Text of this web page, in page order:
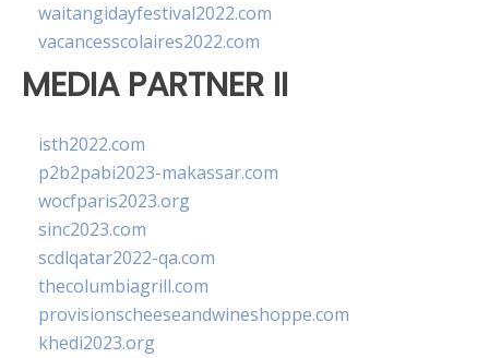
waitangidayfestival2022.com
vacancesscolaires2022.com
MEDIA PARTNER II
isth2022.com
p2b2pabi2023-makassar.com
wocfparis2023.org
sinc2023.com
scdlqatar2022-qa.com
thecolumbiagrill.com
provisionscheeseandwineshoppe.com
khedi2023.org